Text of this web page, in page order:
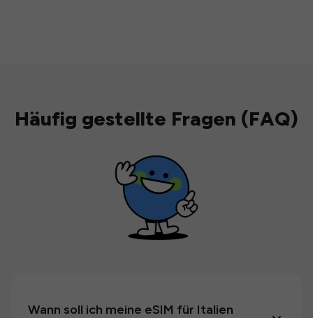
Häufig gestellte Fragen (FAQ)
Wann soll ich meine eSIM für Italien